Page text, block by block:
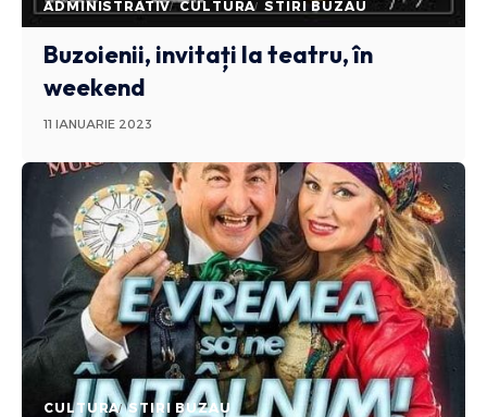
ADMINISTRATIV CULTURA STIRI BUZAU
Buzoienii, invitați la teatru, în
weekend
11 IANUARIE 2023
CULTURA STIRI BUZAU